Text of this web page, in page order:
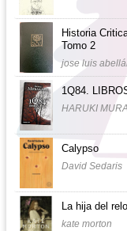
Historia
Tomo 2
jose luis
1Q84.
HARUKI
Calypso
David Sedaris
La hija del
kate morton